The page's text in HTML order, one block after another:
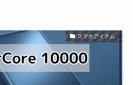
スマホアイテム